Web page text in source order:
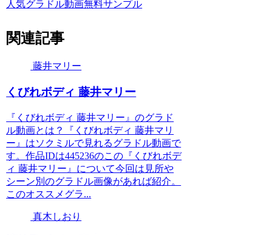
人気グラドル動画無料サンプル
関連記事
藤井マリー
くびれボディ 藤井マリー
『くびれボディ 藤井マリー』のグラド
ル動画とは？『くびれボディ 藤井マリ
ー』はソクミルで見れるグラドル動画で
す。作品IDは445236のこの『くびれボデ
ィ 藤井マリー』について今回は見所や
シーン別のグラドル画像があれば紹介。
このオススメグラ...
真木しおり